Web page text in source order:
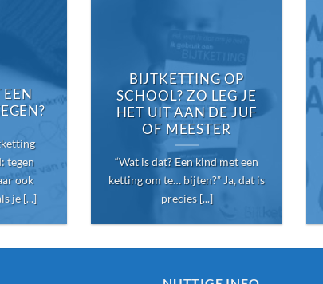
EEN
tegen
ook
je [...]
BIJTKETTING OP
SCHOOL? ZO LEG JE
HET UIT AAN DE JUF
OF MEESTER
“Wat is dat? Een kind met een
ketting om te… bijten?” Ja, dat is
precies [...]